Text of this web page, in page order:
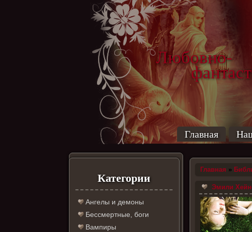
Любовно-
Главная
Категории
Ангелы и демоны
Бессмертные, боги
Вампиры
Главная »
Эмили